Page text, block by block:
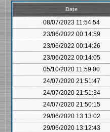
Date
08/07/2023 11:54:54
23/06/2022 00:14:59
23/06/2022 00:14:26
23/06/2022 00:14:05
05/10/2020 11:59:00
24/07/2020 21:51:47
24/07/2020 21:51:34
24/07/2020 21:50:15
29/06/2020 13:13:02
29/06/2020 13:12:43